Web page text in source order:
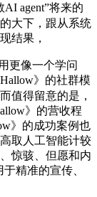
agent”将来的
大下，跟从系统
结果，
更像一个学问
》的社群模
而值得留意的是，
》的营收程
》的成功案例也
取人工智能计较
惊骇、但愿和内
精准的宣传、